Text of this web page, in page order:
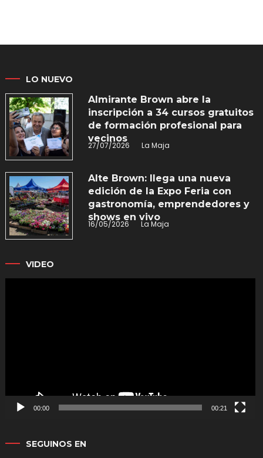
LO NUEVO
Almirante Brown abre la
inscripción a 34 cursos gratuitos
de formación profesional para
vecinos
27/07/2026 La Maja
Alte Brown: llega una nueva
edición de la Expo Feria con
gastronomía, emprendedores y
shows en vivo
16/05/2026 La Maja
VIDEO
00:00 00:21
SEGUINOS EN